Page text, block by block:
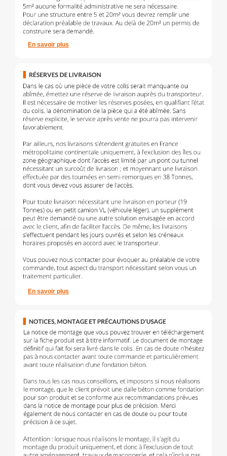
En savoir plus
En savoir plus